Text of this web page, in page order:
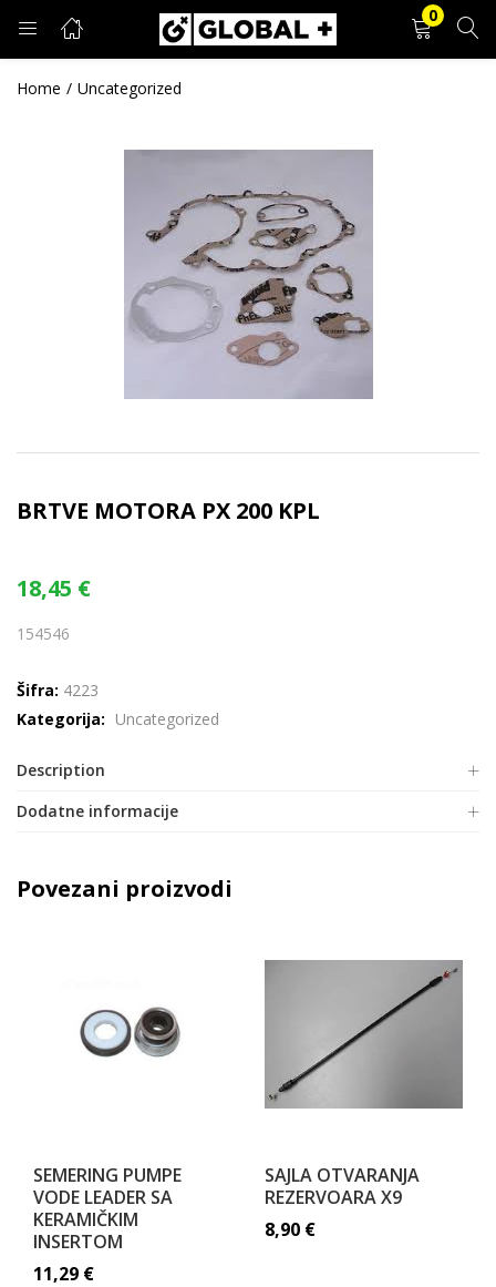
0
PRIJAVA REGISTRACIJA
Zapamti me
Prijava
Home Uncategorized
BRTVE MOTORA PX 200 KPL
18,45 €
154546
Šifra: 4223
Kategorija: Uncategorized
Description
Dodatne informacije
Povezani proizvodi
SEMERING PUMPE
VODE LEADER SA
KERAMIČKIM
INSERTOM
11,29 €
SAJLA OTVARANJA
REZERVOARA X9
8,90 €